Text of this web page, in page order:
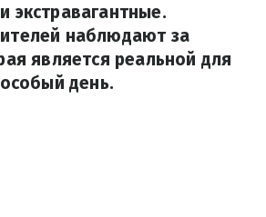
экстравагантные.
наблюдают за
является реальной для
день.